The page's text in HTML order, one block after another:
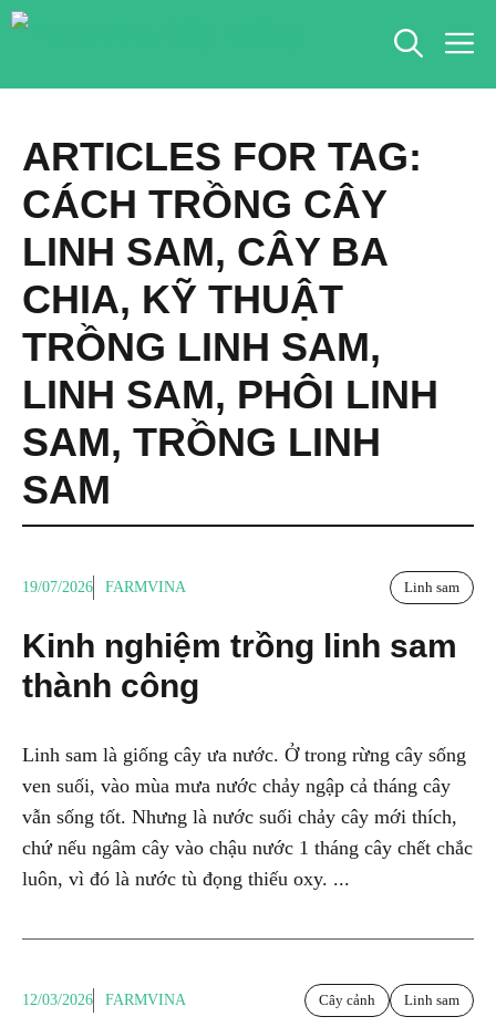
Chuyển
ARTICLES FOR TAG:
CÁCH TRỒNG CÂY
LINH SAM, CÂY BA
CHIA, KỸ THUẬT
TRỒNG LINH SAM,
LINH SAM, PHÔI LINH
SAM, TRỒNG LINH
SAM
19/07/2026 FARMVINA Linh sam
Kinh nghiệm trồng linh sam
thành công
Linh sam là giống cây ưa nước. Ở trong rừng cây sống
ven suối, vào mùa mưa nước chảy ngập cả tháng cây
vẫn sống tốt. Nhưng là nước suối chảy cây mới thích,
chứ nếu ngâm cây vào chậu nước 1 tháng cây chết chắc
luôn, vì đó là nước tù đọng thiếu oxy. ...
12/03/2026 FARMVINA Cây cảnh Linh sam